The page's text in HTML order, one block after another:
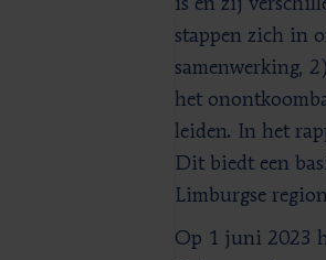
is en zij
stappen zich in
samenwerking,
het
leiden. In het
Dit biedt een
Limburgse
Op 1 juni 2023